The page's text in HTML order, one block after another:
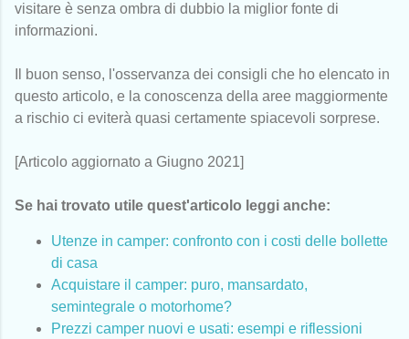
visitare è senza ombra di dubbio la miglior fonte di
informazioni.
Il buon senso, l'osservanza dei consigli che ho elencato in
questo articolo, e la conoscenza della aree maggiormente
a rischio ci eviterà quasi certamente spiacevoli sorprese.
[Articolo aggiornato a Giugno 2021]
Se hai trovato utile quest'articolo leggi anche:
Utenze in camper: confronto con i costi delle bollette
di casa
Acquistare il camper: puro, mansardato,
semintegrale o motorhome?
Prezzi camper nuovi e usati: esempi e riflessioni